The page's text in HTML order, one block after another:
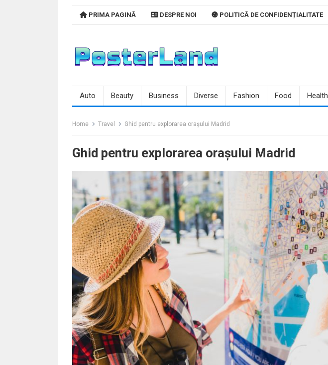
PRIMA PAGINĂ DESPRE NOI POLITICĂ DE CONFIDENȚIALITATE
Auto Beauty Business Diverse Fashion Food Health
Home Travel Ghid pentru explorarea orașului Madrid
Ghid pentru explorarea orașului Madrid